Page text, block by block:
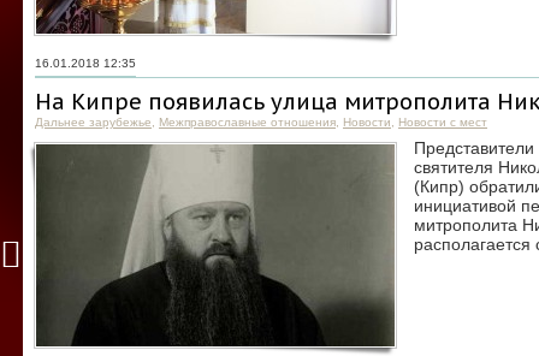
16.01.2018 12:35
На Кипре появилась улица митрополита
Дальнее зарубежье Межправославные отношения Новости Новости с мест
святителя
(Кипр)
инициативой
митрополита